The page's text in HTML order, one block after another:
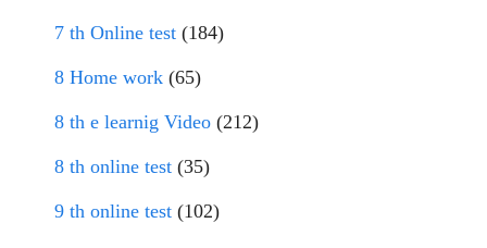
7 th Online test (184)
8 Home work (65)
8 th e learnig Video (212)
8 th online test (35)
9 th online test (102)